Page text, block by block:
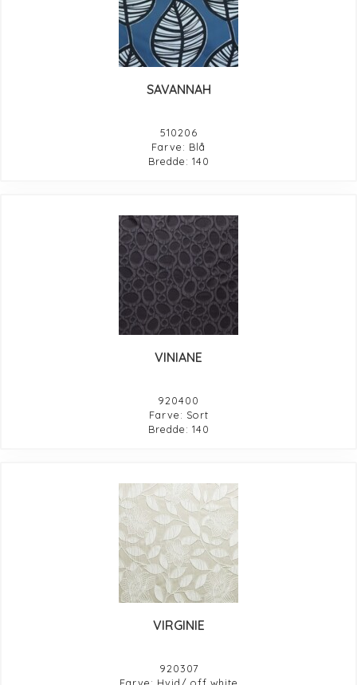
SAVANNAH
510206
Farve: Blå
Bredde: 140
VINIANE
920400
Farve: Sort
Bredde: 140
VIRGINIE
920307